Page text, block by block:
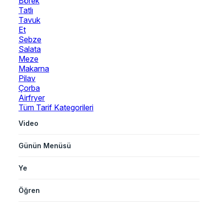
Tatlı
Tavuk
Et
Sebze
Salata
Meze
Makarna
Pilav
Çorba
Airfryer
Tüm Tarif Kategorileri
Video
Günün Menüsü
Ye
Öğren